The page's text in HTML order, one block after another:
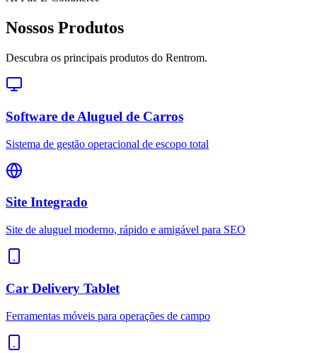
Nossos Produtos
Descubra os principais produtos do Rentrom.
Software de Aluguel de Carros
Sistema de gestão operacional de escopo total
Site Integrado
Site de aluguel moderno, rápido e amigável para SEO
Car Delivery Tablet
Ferramentas móveis para operações de campo